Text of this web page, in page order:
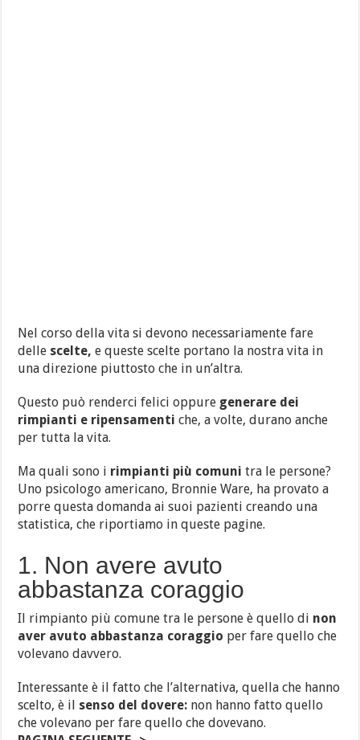
Nel corso della vita si devono necessariamente fare
delle scelte,e queste scelte portano la nostra vita in
una direzione piuttosto che in un’altra.
Questo può renderci felici oppure generare dei
rimpianti e ripensamentiche, a volte, durano anche
per tutta la vita.
Ma quali sono i rimpianti più comunitra le persone?
Uno psicologo americano, Bronnie Ware, ha provato a
porre questa domanda ai suoi pazienti creando una
statistica, che riportiamo in queste pagine.
1. Non avere avuto
abbastanza coraggio
Il rimpianto più comune tra le persone è quello di non
aver avuto abbastanza coraggio per fare quello che
volevano davvero.
Interessante è il fatto che l’alternativa, quella che hanno
scelto, è il senso del dovere: non hanno fatto quello
che volevano per fare quello che dovevano.